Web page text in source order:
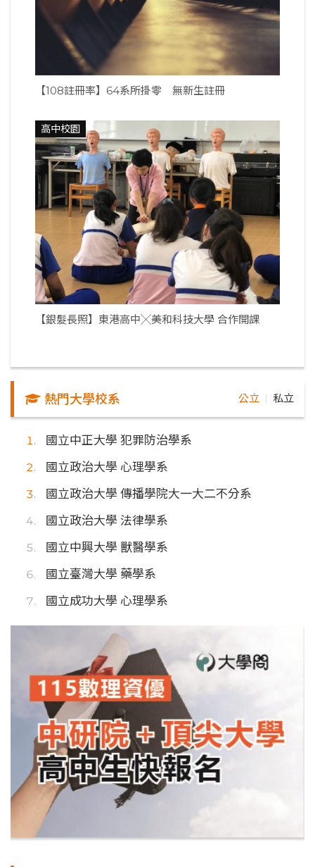
【108註冊率】64系所掛零 無新生註冊
高中校園
【銀髮長照】東港高中╳美和科技大學 合作開課
熱門大學校系 公立 私立
國立中正大學 犯罪防治學系
國立政治大學 心理學系
國立政治大學 傳播學院大一大二不分系
國立政治大學 法律學系
國立中興大學 獸醫學系
國立臺灣大學 藥學系
國立成功大學 心理學系